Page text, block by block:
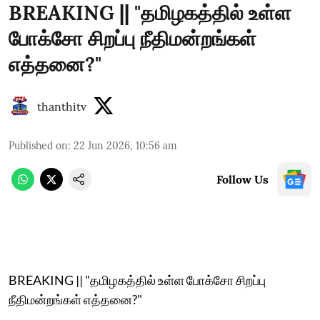
BREAKING || "தமிழகத்தில் உள்ள
போக்சோ சிறப்பு நீதிமன்றங்கள்
எத்தனை?"
thanthitv
Published on: 22 Jun 2026, 10:56 am
Follow Us
BREAKING || "தமிழகத்தில் உள்ள போக்சோ சிறப்பு
நீதிமன்றங்கள் எத்தனை?"